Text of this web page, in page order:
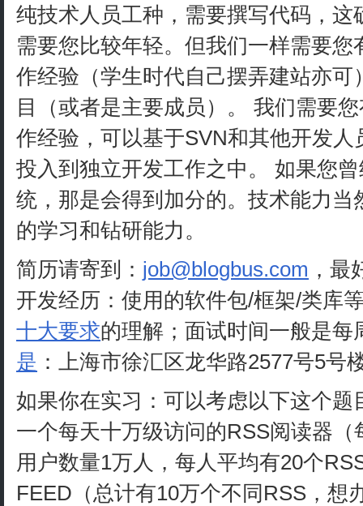
纯技术人员工种，需要撰写代码，
需要您比较年轻。但我们一样需要
作经验（学生时代自己摆弄建站亦
目（或者是主要成员）。 我们需要
作经验，可以基于SVN和其他开发
投入到独立开发工作之中。 如果您
统，那是会得到加分的。技术能力
的学习和钻研能力。
简历请寄到： job@blogbus.com ，
开发经历：使用的软件包/框架/类库
十大要求的理解；面试时间一般是每
是 ：上海市徐汇区龙华路2577号5号
如果你在实习：可以考虑以下这个
一个每天十万级访问的RSS阅读器
用户数量1万人，每人平均有20个
FEED（总计有10万个不同RSS，想